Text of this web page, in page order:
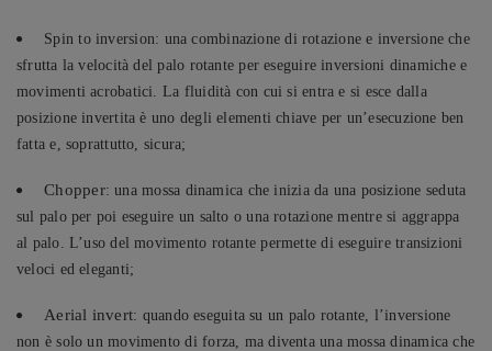
Spin to inversion: una combinazione di rotazione e inversione che
sfrutta la velocità del palo rotante per eseguire inversioni dinamiche e
movimenti acrobatici. La fluidità con cui si entra e si esce dalla
posizione invertita è uno degli elementi chiave per un’esecuzione ben
fatta e, soprattutto, sicura;
Chopper: una mossa dinamica che inizia da una posizione seduta
sul palo per poi eseguire un salto o una rotazione mentre si aggrappa
al palo. L’uso del movimento rotante permette di eseguire transizioni
veloci ed eleganti;
Aerial invert: quando eseguita su un palo rotante, l’inversione
non è solo un movimento di forza, ma diventa una mossa dinamica che